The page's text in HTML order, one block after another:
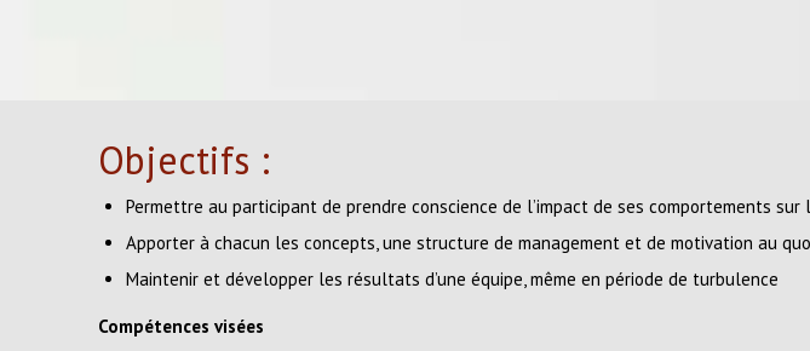
Objectifs :
Permettre au participant de prendre conscience de l’impact de ses comportements
Apporter à chacun les concepts, une structure de management et de motivation au
Maintenir et développer les résultats d’une équipe, même en période de turbulence
Compétences visées